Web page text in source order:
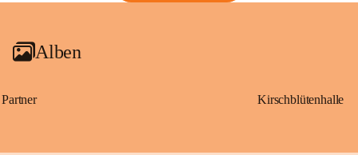
Alben
Partner Kirschblütenhalle